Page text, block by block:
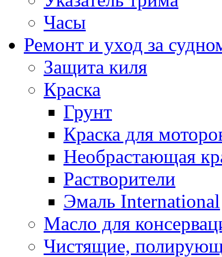
Часы
Ремонт и уход за
Защита киля
Краска
Грунт
Краска для
Необрастающая
Растворители
Эмаль International
Масло для
Чистящие,